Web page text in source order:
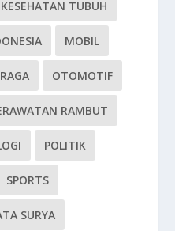
KESEHATAN TUBUH
MOBIL
OTOMOTIF
RAMBUT
POLITIK
SPORTS
SURYA